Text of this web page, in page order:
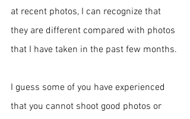
at recent photos, I can recognize that
they are different compared with photos
that I have taken in the past few months.
I guess some of you have experienced
that you cannot shoot good photos or